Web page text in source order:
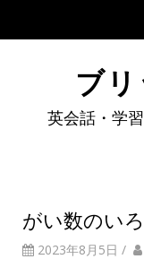
ブ
英会話・学
がい数のい
2023年8月5日 /